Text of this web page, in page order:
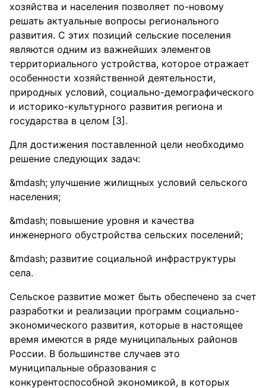
хозяйства и населения позволяет по-новому
решать актуальные вопросы регионального
развития. С этих позиций сельские поселения
являются одним из важнейших элементов
территориального устройства, которое отражает
особенности хозяйственной деятельности,
природных условий, социально-демографического
и историко-культурного развития региона и
государства в целом [3].
Для достижения поставленной цели необходимо
решение следующих задач:
улучшение жилищных условий сельского
населения;
повышение уровня и качества
инженерного обустройства сельских поселений;
развитие социальной инфраструктуры
села.
Сельское развитие может быть обеспечено за счет
разработки и реализации программ социально-
экономического развития, которые в настоящее
время имеются в ряде муниципальных районов
России. В большинстве случаев это
муниципальные образования с
конкурентоспособной экономикой, в которых